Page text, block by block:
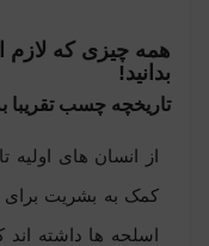
همه چیزی که
بدانید!
تاریخچه چسب تقریبا
از انسان های
کمک به بشریت برای
اسلحه ها داشته اند